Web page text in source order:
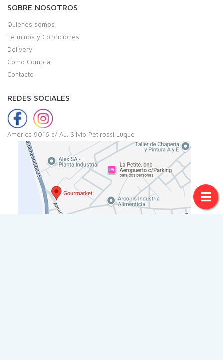
SOBRE NOSOTROS
Quienes somos
Terminos y Condiciones
Delivery
Como Comprar
Contacto
REDES SOCIALES
América 9016 c/ Au. Silvio Petirossi Luque